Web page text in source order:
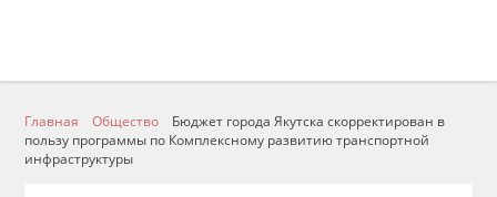
Главная Общество
Бюджет города Якутска скорректирован в
пользу программы по Комплексному развитию транспортной
инфраструктуры